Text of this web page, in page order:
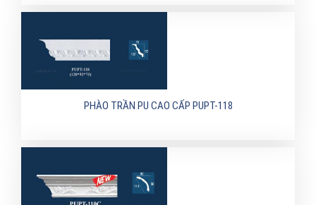
PHÀO TRẦN PU CAO CẤP PUPT-118